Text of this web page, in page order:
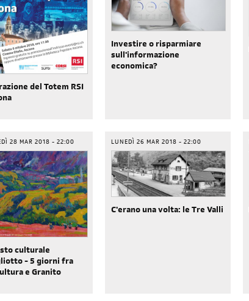
del Totem RSI
Investire o risparmiare
sull'informazione
economica?
28 MAR 2018 - 22:00
culturale
- 5 giorni fra
e Granito
LUNEDÌ 26 MAR 2018 - 22:00
C'erano una volta: le Tre Valli